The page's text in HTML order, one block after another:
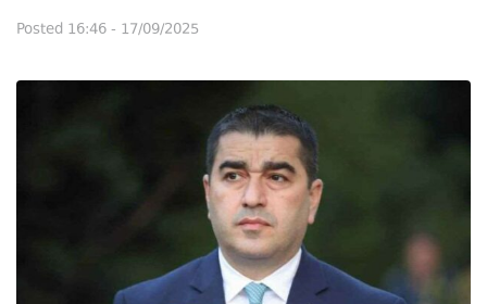
Posted 16:46 - 17/09/2025